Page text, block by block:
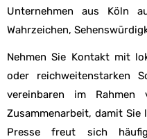
Unternehmen aus Köln
Wahrzeichen,
Nehmen Sie Kontakt mit
oder reichweitenstarken
vereinbaren im Rahmen
Zusammenarbeit, damit Sie
Presse freut sich